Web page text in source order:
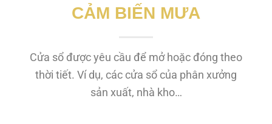
CẢM BIẾN MƯA
Cửa sổ được yêu cầu để mở hoặc đóng theo
thời tiết. Ví dụ, các cửa sổ của phân xưởng
sản xuất, nhà kho…